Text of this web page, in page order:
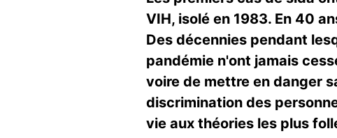
VIH, isolé en 1983. En 40
Des décennies pendant
pandémie n'ont jamais
voire de mettre en danger
discrimination des
vie aux théories les plus